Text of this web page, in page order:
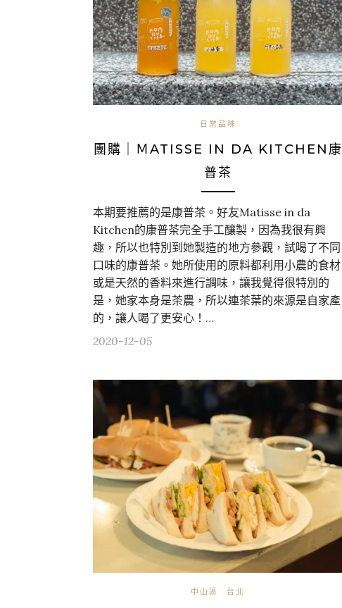
日常品味
團購｜ＭATISSE IN DA KITCHEN康
普茶
本期要推薦的是康普茶。好友Matisse in da
Kitchen的康普茶完全手工釀製，因為我很有興
趣，所以也特別到她製造的地方參觀，試喝了不同
口味的康普茶。她所使用的原料都利用小農的食材
或是天然的香料來進行調味，讓我覺得很特別的
是，她家本身是茶農，所以連茶葉的來源是自家產
的，讓人喝了更安心！…
2020-12-05
中山區 台北